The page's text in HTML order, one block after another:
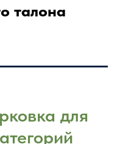
талона
для